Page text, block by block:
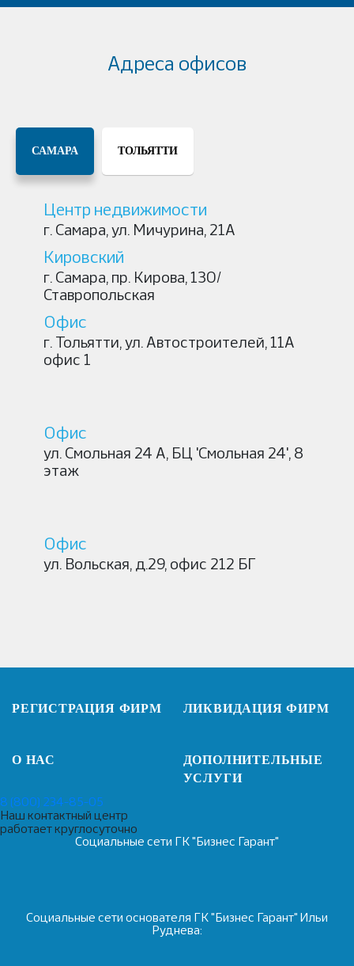
Адреса офисов
САМАРА ТОЛЬЯТТИ
Центр недвижимости
г. Самара,ул. Мичурина, 21А
Кировский
г. Самара, пр. Кирова, 130/
Ставропольская
Офис
г. Тольятти,ул. Автостроителей, 11А
офис 1
Офис
ул. Смольная 24 А, БЦ 'Смольная 24', 8
этаж
Офис
ул. Вольская, д.29, офис 212 БГ
РЕГИСТРАЦИЯ ФИРМ ЛИКВИДАЦИЯФИРМ
О НАС
ДОПОЛНИТЕЛЬНЫЕ
УСЛУГИ
8 (800) 234-85-05
Наш контактный центр
работает круглосуточно
Социальные сети ГК "Бизнес Гарант"
Социальные сети основателя ГК "Бизнес Гарант" Ильи
Руднева: